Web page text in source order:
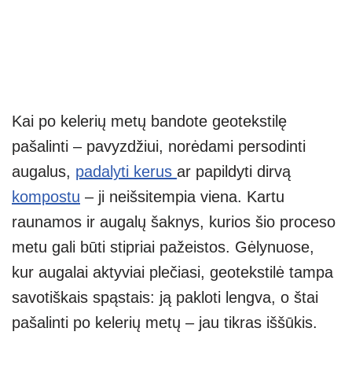
Kai po kelerių metų bandote geotekstilę
pašalinti – pavyzdžiui, norėdami persodinti
augalus, padalyti kerus ar papildyti dirvą
kompostu – ji neišsitempia viena. Kartu
raunamos ir augalų šaknys, kurios šio proceso
metu gali būti stipriai pažeistos. Gėlynuose,
kur augalai aktyviai plečiasi, geotekstilė tampa
savotiškais spąstais: ją pakloti lengva, o štai
pašalinti po kelerių metų – jau tikras iššūkis.